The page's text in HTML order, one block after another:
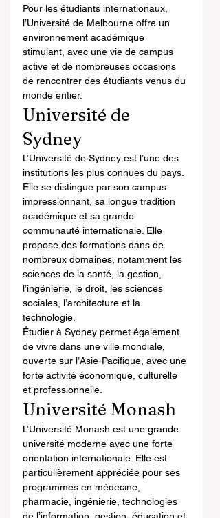
Pour les étudiants internationaux,
l’Université de Melbourne offre un
environnement académique
stimulant, avec une vie de campus
active et de nombreuses occasions
de rencontrer des étudiants venus du
monde entier.
Université de
Sydney
L’Université de Sydney est l’une des
institutions les plus connues du pays.
Elle se distingue par son campus
impressionnant, sa longue tradition
académique et sa grande
communauté internationale. Elle
propose des formations dans de
nombreux domaines, notamment les
sciences de la santé, la gestion,
l’ingénierie, le droit, les sciences
sociales, l’architecture et la
technologie.
Étudier à Sydney permet également
de vivre dans une ville mondiale,
ouverte sur l’Asie-Pacifique, avec une
forte activité économique, culturelle
et professionnelle.
Université Monash
L’Université Monash est une grande
université moderne avec une forte
orientation internationale. Elle est
particulièrement appréciée pour ses
programmes en médecine,
pharmacie, ingénierie, technologies